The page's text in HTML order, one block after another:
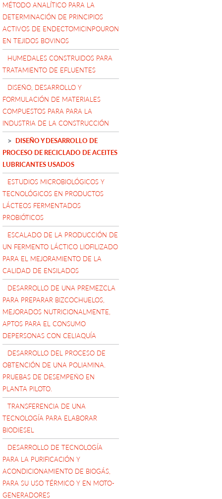
MÉTODO ANALÍTICO PARA LA
DETERMINACIÓN DE PRINCIPIOS
ACTIVOS DE ENDECTOMICINPOURON
EN TEJIDOS BOVINOS
HUMEDALES CONSTRUIDOS PARA
TRATAMIENTO DE EFLUENTES
DISEÑO, DESARROLLO Y
FORMULACIÓN DE MATERIALES
COMPUESTOS PARA PARA LA
INDUSTRIA DE LA CONSTRUCCIÓN
DISEÑO Y DESARROLLO DE
PROCESO DE RECICLADO DE ACEITES
LUBRICANTES USADOS
ESTUDIOS MICROBIOLÓGICOS Y
TECNOLÓGICOS EN PRODUCTOS
LÁCTEOS FERMENTADOS
PROBIÓTICOS
ESCALADO DE LA PRODUCCIÓN DE
UN FERMENTO LÁCTICO LIOFILIZADO
PARA EL MEJORAMIENTO DE LA
CALIDAD DE ENSILADOS
DESARROLLO DE UNA PREMEZCLA
PARA PREPARAR BIZCOCHUELOS,
MEJORADOS NUTRICIONALMENTE,
APTOS PARA EL CONSUMO
DEPERSONAS CON CELIAQUÍA
DESARROLLO DEL PROCESO DE
OBTENCIÓN DE UNA POLIAMINA.
PRUEBAS DE DESEMPEÑO EN
PLANTA PILOTO.
TRANSFERENCIA DE UNA
TECNOLOGÍA PARA ELABORAR
BIODIESEL
DESARROLLO DE TECNOLOGÍA
PARA LA PURIFICACIÓN Y
ACONDICIONAMIENTO DE BIOGÁS,
PARA SU USO TÉRMICO Y EN MOTO-
GENERADORES